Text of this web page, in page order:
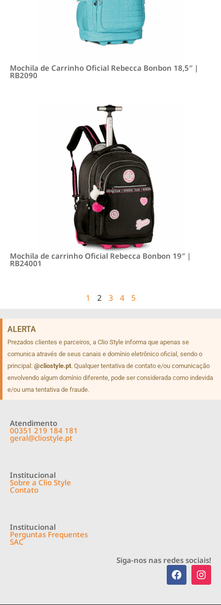
Mochila de Carrinho Oficial Rebecca Bonbon 18,5″ |
RB2090
Mochila de carrinho Oficial Rebecca Bonbon 19″ |
RB24001
1 2 3 4 5
ALERTA
Prezados clientes e parceiros, a Clio Style informa que apenas se
comunica através de seus canais e domínio eletrônico oficial, sendo o
principal: @cliostyle.pt. Qualquer tentativa de contato e/ou comunicação
envolvendo algum domínio diferente, pode ser considerada como indevida
e/ou uma tentativa de fraude.
Atendimento
00351 219 184 181
geral@cliostyle.pt
Institucional
Sobre a Clio Style
Contato
Institucional
Perguntas Frequentes
SAC
Siga-nos nas redes sociais!